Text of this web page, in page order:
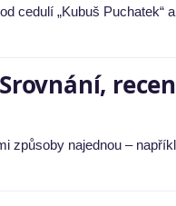
cedulí „Kubuš
způsoby najednou –